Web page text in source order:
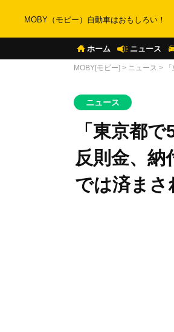
MOBY（モビー）自動車はおもしろい！
ホーム ニュース
MOBY[モビー] > ニュース >
ニュース
「東京都
反則金、納
では済まさ